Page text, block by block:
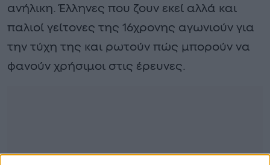
ανήλικη. Έλληνες που ζουν εκεί αλλά και
παλιοί γείτονες της 16χρονης αγωνιούν για
την τύχη της και ρωτούν πώς μπορούν να
φανούν χρήσιμοι στις έρευνες.